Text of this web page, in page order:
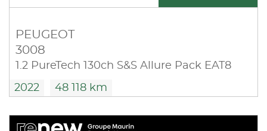
PEUGEOT
3008
1.2 PureTech 130ch S&S Allure Pack EAT8
2022 48 118 km